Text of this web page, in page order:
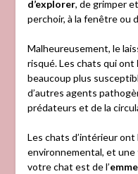
d’explorer, de grimper
perchoir, à la fenêtre ou
Malheureusement, le
risqué. Les chats qui ont
beaucoup plus
d’autres agents
prédateurs et de la
Les chats d’intérieur
environnemental, et une
votre chat est de l’